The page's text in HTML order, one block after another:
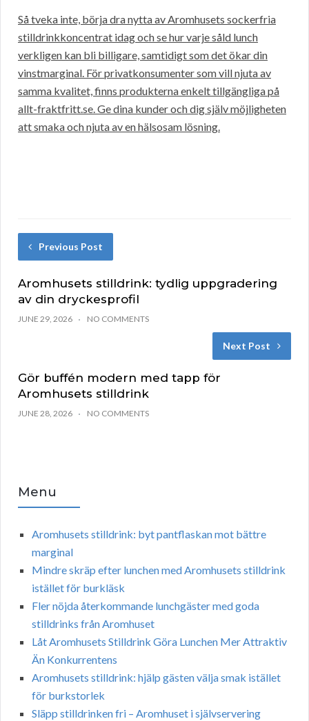
Så tveka inte, börja dra nytta av Aromhusets sockerfria
stilldrinkkoncentrat idag och se hur varje såld lunch
verkligen kan bli billigare, samtidigt som det ökar din
vinstmarginal. För privatkonsumenter som vill njuta av
samma kvalitet, finns produkterna enkelt tillgängliga på
allt-fraktfritt.se. Ge dina kunder och dig själv möjligheten
att smaka och njuta av en hälsosam lösning.
Previous Post
Aromhusets stilldrink: tydlig uppgradering
av din dryckesprofil
JUNE 29, 2026 NO COMMENTS
Next Post
Gör buffén modern med tapp för
Aromhusets stilldrink
JUNE 28, 2026 NO COMMENTS
Menu
Aromhusets stilldrink: byt pantflaskan mot bättre
marginal
Mindre skräp efter lunchen med Aromhusets stilldrink
istället för burkläsk
Fler nöjda återkommande lunchgäster med goda
stilldrinks från Aromhuset
Låt Aromhusets Stilldrink Göra Lunchen Mer Attraktiv
Än Konkurrentens
Aromhusets stilldrink: hjälp gästen välja smak istället
för burkstorlek
Släpp stilldrinken fri – Aromhuset i självservering